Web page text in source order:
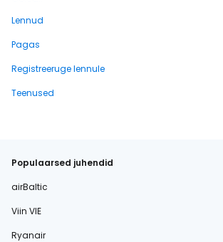
Lennud
Pagas
Registreeruge lennule
Teenused
Populaarsed juhendid
airBaltic
Viin VIE
Ryanair